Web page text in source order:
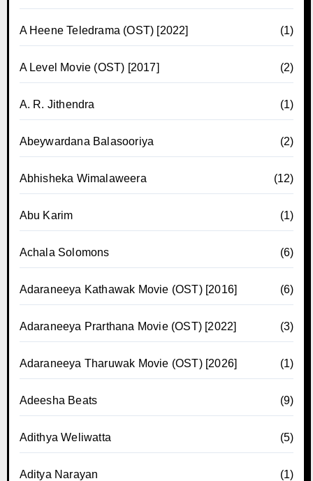
A Heene Teledrama (OST) [2022] (1)
A Level Movie (OST) [2017] (2)
A. R. Jithendra (1)
Abeywardana Balasooriya (2)
Abhisheka Wimalaweera (12)
Abu Karim (1)
Achala Solomons (6)
Adaraneeya Kathawak Movie (OST) [2016] (6)
Adaraneeya Prarthana Movie (OST) [2022] (3)
Adaraneeya Tharuwak Movie (OST) [2026] (1)
Adeesha Beats (9)
Adithya Weliwatta (5)
Aditya Narayan (1)